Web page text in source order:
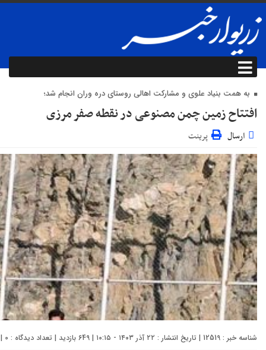
به همت بنیاد علوی و مشارکت اهالی روستای دره وران انجام شد؛
افتتاح زمین چمن مصنوعی در نقطه صفر مرزی
ارسال پرینت
شناسه خبر : 12519 | تاریخ انتشار : ۲۲ آذر ۱۴۰۳ - ۱۰:۱۵ | 649 بازدید | تعداد دیدگاه : 0